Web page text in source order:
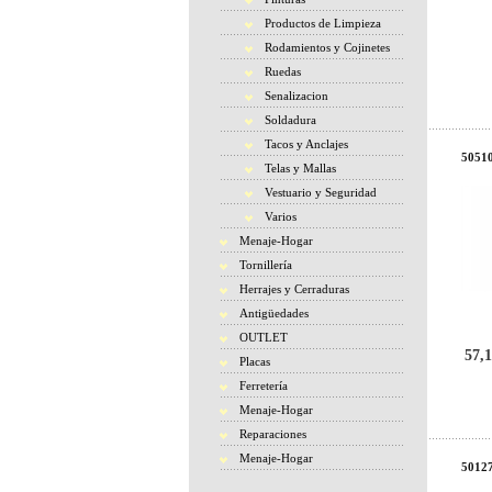
Productos de Limpieza
Rodamientos y Cojinetes
Ruedas
Senalizacion
Soldadura
Tacos y Anclajes
Telas y Mallas
Vestuario y Seguridad
Varios
Menaje-Hogar
Tornillería
Herrajes y Cerraduras
Antigüedades
OUTLET
Placas
Ferretería
Menaje-Hogar
Reparaciones
Menaje-Hogar